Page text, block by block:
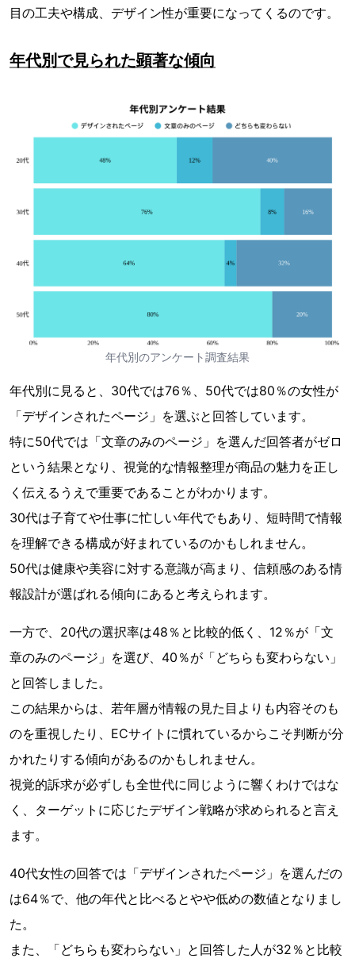
目の工夫や構成、デザイン性が重要になってくるのです。
年代別で見られた顕著な傾向
年代別のアンケート調査結果
年代別に見ると、30代では76％、50代では80％の女性が
「デザインされたページ」を選ぶと回答しています。
特に50代では「文章のみのページ」を選んだ回答者がゼロ
という結果となり、視覚的な情報整理が商品の魅力を正し
く伝えるうえで重要であることがわかります。
30代は子育てや仕事に忙しい年代でもあり、短時間で情報
を理解できる構成が好まれているのかもしれません。
50代は健康や美容に対する意識が高まり、信頼感のある情
報設計が選ばれる傾向にあると考えられます。
一方で、20代の選択率は48％と比較的低く、12％が「文
章のみのページ」を選び、40％が「どちらも変わらない」
と回答しました。
この結果からは、若年層が情報の見た目よりも内容そのも
のを重視したり、ECサイトに慣れているからこそ判断が分
かれたりする傾向があるのかもしれません。
視覚的訴求が必ずしも全世代に同じように響くわけではな
く、ターゲットに応じたデザイン戦略が求められると言え
ます。
40代女性の回答では「デザインされたページ」を選んだの
は64％で、他の年代と比べるとやや低めの数値となりまし
た。
また、「どちらも変わらない」と回答した人が32％と比較